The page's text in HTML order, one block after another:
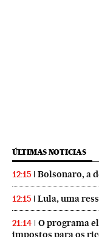
ÚLTIMAS NOTICIAS
12:15 Bolsonaro, a
12:15 Lula, uma
21:14
O programa
impostos para os